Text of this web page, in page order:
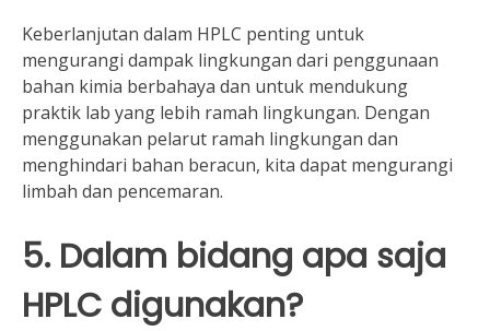
Keberlanjutan dalam HPLC penting untuk
mengurangi dampak lingkungan dari penggunaan
bahan kimia berbahaya dan untuk mendukung
praktik lab yang lebih ramah lingkungan. Dengan
menggunakan pelarut ramah lingkungan dan
menghindari bahan beracun, kita dapat mengurangi
limbah dan pencemaran.
5. Dalam bidang apa saja
HPLC digunakan?